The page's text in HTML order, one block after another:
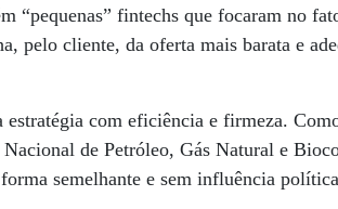
“pequenas” fintechs que focaram no
pelo cliente, da oferta mais barata e
com eficiência e firmeza.
de Petróleo, Gás Natural e
semelhante e sem influência